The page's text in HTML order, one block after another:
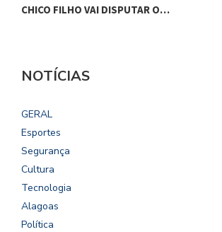
CHICO FILHO VAI DISPUTAR O…
NOTÍCIAS
GERAL
Esportes
Segurança
Cultura
Tecnologia
Alagoas
Política